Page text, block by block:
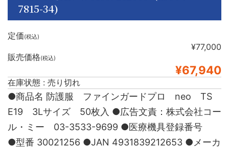
7815-34)
定価(税込)
¥77,000
販売価格(税込)
¥67,940
在庫状態 : 売り切れ
●商品名 防護服 ファインガードプロ neo TS
E19 3Lサイズ 50枚入 ●広告文責：株式会社コー
ル・ミー 03-3533-9699 ●医療機具登録番号
●型番 30021256 ●JAN 4931839212653 ●メーカ